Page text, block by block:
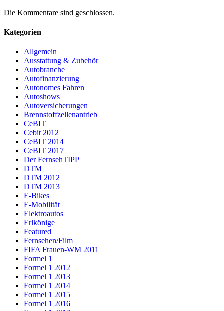
Die Kommentare sind geschlossen.
Kategorien
Allgemein
Ausstattung & Zubehör
Autobranche
Autofinanzierung
Autonomes Fahren
Autoshows
Autoversicherungen
Brennstoffzellenantrieb
CeBIT
Cebit 2012
CeBIT 2014
CeBIT 2017
Der FernsehTIPP
DTM
DTM 2012
DTM 2013
E-Bikes
E-Mobilität
Elektroautos
Erlkönige
Featured
Fernsehen/Film
FIFA Frauen-WM 2011
Formel 1
Formel 1 2012
Formel 1 2013
Formel 1 2014
Formel 1 2015
Formel 1 2016